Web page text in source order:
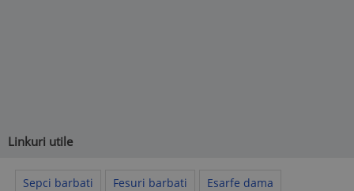
Linkuri utile
Sepci barbati Fesuri barbati Esarfe dama